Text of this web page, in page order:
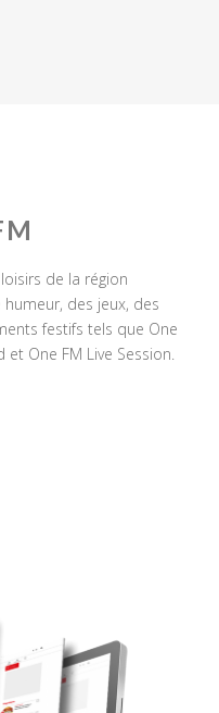
de la région
des jeux, des
festifs tels que One
One FM Live Session.